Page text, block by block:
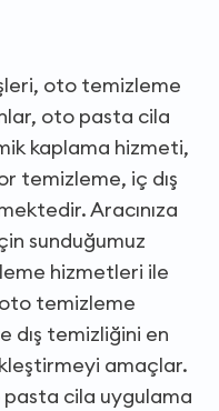
oto temizleme
oto pasta cila
kaplama hizmeti,
temizleme, iç dış
Aracınıza
sunduğumuz
hizmetleri ile
oto temizleme
dış temizliğini en
amaçlar.
cila uygulama